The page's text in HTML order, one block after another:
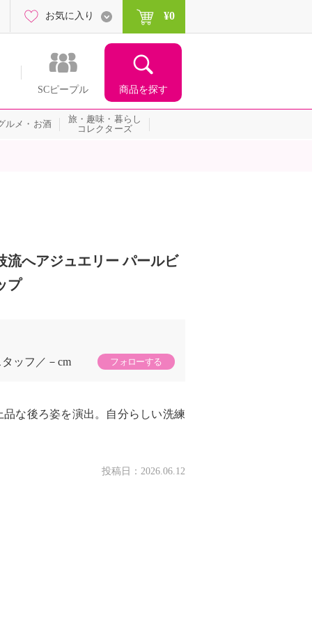
SCピープル 商品を探す
お気に入り ¥0
ルメ・お酒
旅・趣味・暮らし
コレクターズ
流へアジュエリー パールビ
プ
ッフ
－cm フォローする
な後ろ姿を演出。自分らしい洗練
投稿日： 2026.06.12